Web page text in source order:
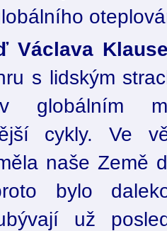
Václava
s lidským
globálním
cykly. Ve
naše Země
bylo
už